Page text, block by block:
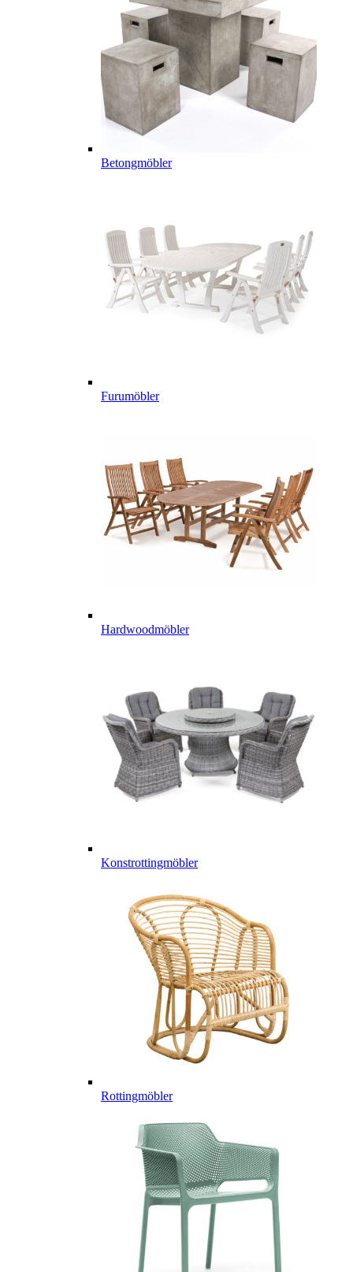
Betongmöbler
Furumöbler
Hardwoodmöbler
Konstrottingmöbler
Rottingmöbler